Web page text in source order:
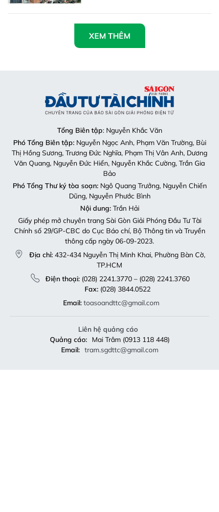
XEM THÊM
Tổng Biên tập: Nguyễn Khắc Văn
Phó Tổng Biên tập:Nguyễn Ngọc Anh, Phạm Văn Trường, Bùi
Thị Hồng Sương, Trương Đức Nghĩa, Phạm Thị Vân Anh, Dương
Văn Quang, Nguyễn Đức Hiển, Nguyễn Khắc Cường, Trần Gia
Bảo
Phó Tổng Thư ký tòa soạn:Ngô Quang Trưởng, Nguyễn Chiến
Dũng, Nguyễn Phước Bình
Nội dung:Trần Hải
Giấy phép mở chuyên trang Sài Gòn Giải Phóng Đầu Tư Tài
Chính số 29/GP-CBC do Cục Báo chí, Bộ Thông tin và Truyền
thông cấp ngày 06-09-2023.
Địa chỉ: 432-434 Nguyễn Thị Minh Khai, Phường Bàn Cờ,
TP.HCM
Điện thoại:(028) 2241.3770 – (028) 2241.3760
Fax:(028) 3844.0522
Email: toasoandttc@gmail.com
Liên hệ quảng cáo
Quảng cáo:
Mai Trâm (0913 118 448)
Email: tram.sgdttc@gmail.com